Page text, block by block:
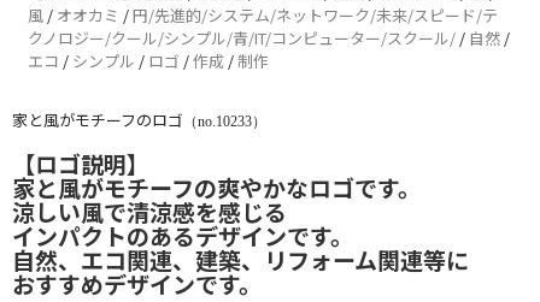
風 / オオカミ /円/先進的/システム/ネットワーク/未来/スピード/テ
クノロジー/クール/シンプル/青/IT/コンピューター/スクール/ / 自然 /
エコ / シンプル / ロゴ /作成 / 制作
家と風がモチーフのロゴ （no.10233）
【ロゴ説明】
家と風がモチーフの爽やかなロゴです。
涼しい風で清涼感を感じる
インパクトのあるデザインです。
自然、エコ関連、建築、リフォーム関連等に
おすすめデザインです。